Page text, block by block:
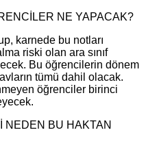
NE YAPACAK?
karnede bu notları
riski olan ara sınıf
Bu öğrencilerin dönem
tümü dahil olacak.
öğrenciler birinci
NEDEN BU HAKTAN